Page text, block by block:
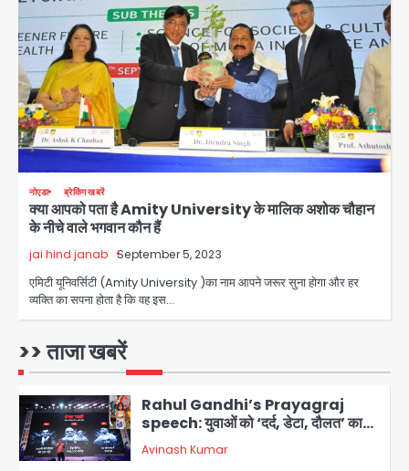
नोएडा ब्रेकिंग खबरें
क्या आपको पता है Amity University के मालिक अशोक चौहान
के नीचे वाले भगवान कौन हैं
jai hind janab September 5, 2023
एमिटी यूनिवर्सिटी (Amity University )का नाम आपने जरूर सुना होगा और हर
व्यक्ति का सपना होता है कि वह इस…
>> ताजा खबरें
3
युवा इनोवेटरों की सोच से हाईटेक होगी दिल्ली
पुलिस
Team JHJ
4
सुदर्शन शक्ति-वी अभ्यास में मॉक आॅपरेशन
Team JHJ
एयरपोर्ट का फर्जी कर्मचारी बनकर 3 लाख
उड़ाए, अब पहुंचा सलाखों के पीछे
Team JHJ
1
Noida Sector-49: सेक्टर-49 में 18
साल की मेड ने की खुदकुशी, शरीर पर नहीं मिली
2
Rahul Gandhi’s Prayagraj
speech: युवाओं को ‘दर्द, डेटा, दौलत’ का
संदेश, बीजेपी का वार
Avinash Kumar